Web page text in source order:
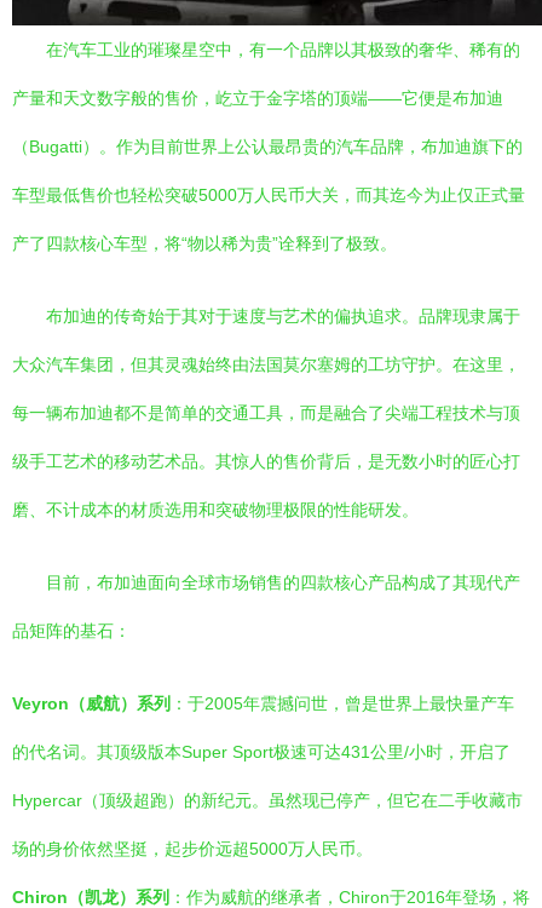
在汽车工业的璀璨星空中，有一个品牌以其极致的奢华、稀有的
产量和天文数字般的售价，屹立于金字塔的顶端——它便是布加迪
（Bugatti）。作为目前世界上公认最昂贵的汽车品牌，布加迪旗下的
车型最低售价也轻松突破5000万人民币大关，而其迄今为止仅正式量
产了四款核心车型，将“物以稀为贵”诠释到了极致。
布加迪的传奇始于其对于速度与艺术的偏执追求。品牌现隶属于
大众汽车集团，但其灵魂始终由法国莫尔塞姆的工坊守护。在这里，
每一辆布加迪都不是简单的交通工具，而是融合了尖端工程技术与顶
级手工艺术的移动艺术品。其惊人的售价背后，是无数小时的匠心打
磨、不计成本的材质选用和突破物理极限的性能研发。
目前，布加迪面向全球市场销售的四款核心产品构成了其现代产
品矩阵的基石：
Veyron（威航）系列 ：于2005年震撼问世，曾是世界上最快量产车
的代名词。其顶级版本Super Sport极速可达431公里/小时，开启了
Hypercar（顶级超跑）的新纪元。虽然现已停产，但它在二手收藏市
场的身价依然坚挺，起步价远超5000万人民币。
Chiron（凯龙）系列 ：作为威航的继承者，Chiron于2016年登场，将